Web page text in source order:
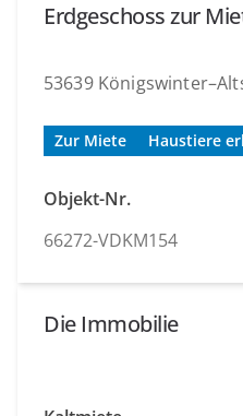
Erdgeschoss zur
53639
Zur Miete Haustiere
Objekt-Nr.
66272-VDKM154
Die Immobilie